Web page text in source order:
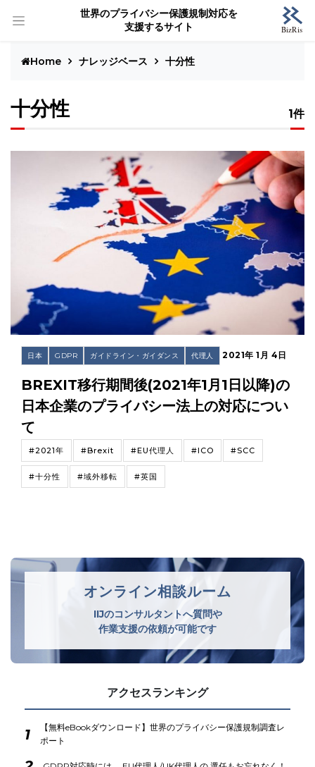
世界のプライバシー保護規制対応を
支援するサイト
Home ナレッジベース 十分性
十分性 1件
日本 GDPR ガイドライン・ガイダンス 代理人 2021年 1月 4日
BREXIT移行期間後(2021年1月1日以降)の
日本企業のプライバシー法上の対応につい
て
#2021年 #Brexit #EU代理人 #ICO #SCC
#十分性 #域外移転 #英国
オンライン相談ルーム
IIJのコンサルタントへ質問や
作業支援の依頼が可能です
アクセスランキング
1
【無料eBookダウンロード】世界のプライバシー保護規制調査レ
ポート